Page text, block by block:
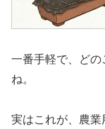
一番手軽で、どの
ね。
実はこれが、農